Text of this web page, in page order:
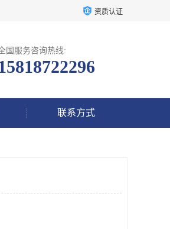
资质认证
国服务咨询热线:
联系方式